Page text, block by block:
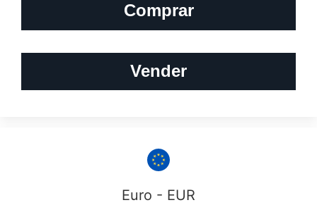
Comprar
Vender
Euro - EUR